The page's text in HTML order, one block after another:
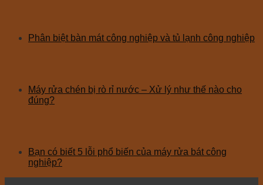
Phân biệt bàn mát công nghiệp và tủ lạnh công nghiệp
Máy rửa chén bị rò rỉ nước – Xử lý như thế nào cho
đúng?
Bạn có biết 5 lỗi phổ biến của máy rửa bát công
nghiệp?